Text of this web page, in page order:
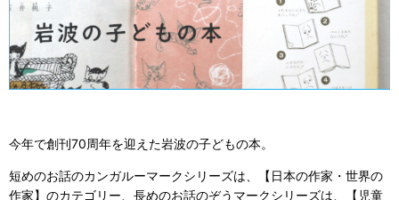
今年で創刊70周年を迎えた岩波の子どもの本。
短めのお話のカンガルーマークシリーズは、【日本の作家・世界の
作家】のカテゴリー、長めのお話のぞうマークシリーズは、【児童